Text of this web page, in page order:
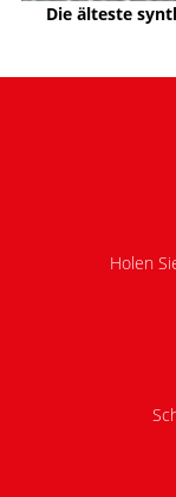
Die älteste
Holen